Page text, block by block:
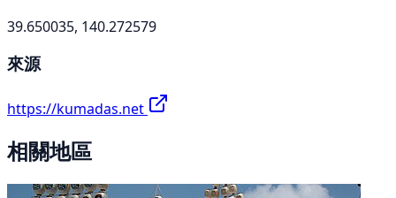
39.650035, 140.272579
來源
https://kumadas.net
相關地區